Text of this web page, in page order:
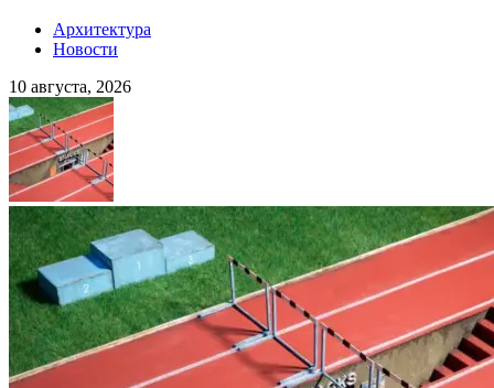
Архитектура
Новости
10 августа, 2026